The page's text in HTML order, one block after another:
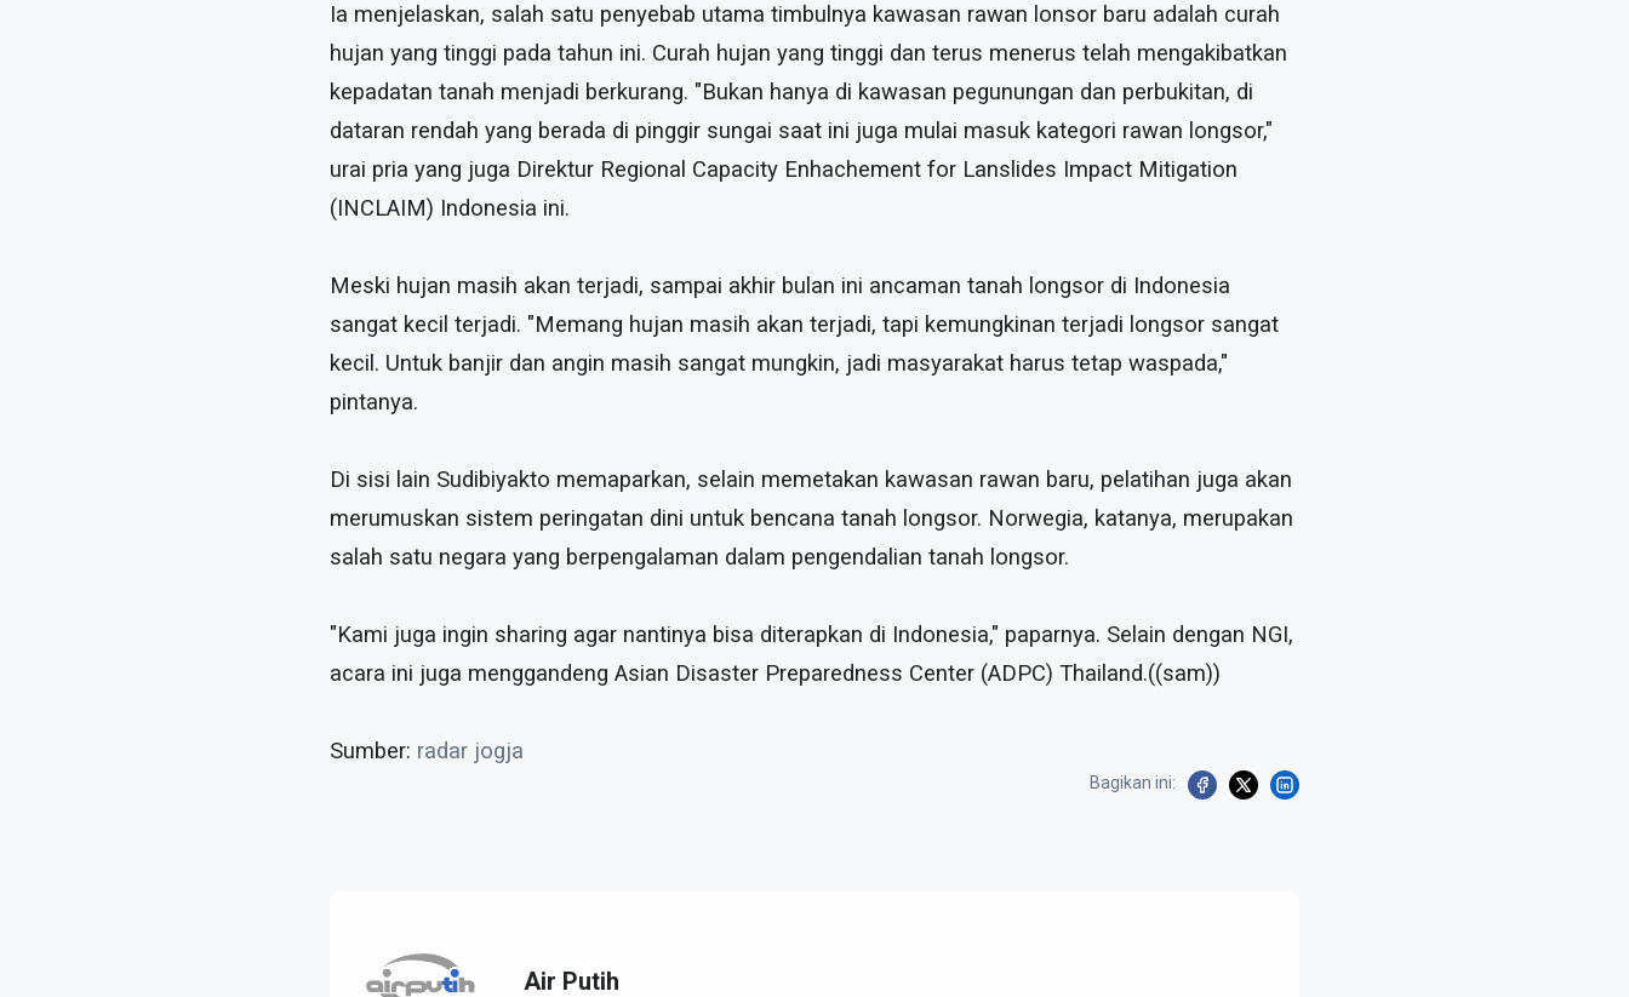
Ia menjelaskan, salah satu penyebab utama timbulnya kawasan rawan lonsor baru adalah curah
hujan yang tinggi pada tahun ini. Curah hujan yang tinggi dan terus menerus telah mengakibatkan
kepadatan tanah menjadi berkurang. "Bukan hanya di kawasan pegunungan dan perbukitan, di
dataran rendah yang berada di pinggir sungai saat ini juga mulai masuk kategori rawan longsor,"
urai pria yang juga Direktur Regional Capacity Enhachement for Lanslides Impact Mitigation
(INCLAIM) Indonesia ini.
Meski hujan masih akan terjadi, sampai akhir bulan ini ancaman tanah longsor di Indonesia
sangat kecil terjadi. "Memang hujan masih akan terjadi, tapi kemungkinan terjadi longsor sangat
kecil. Untuk banjir dan angin masih sangat mungkin, jadi masyarakat harus tetap waspada,"
pintanya.
Di sisi lain Sudibiyakto memaparkan, selain memetakan kawasan rawan baru, pelatihan juga akan
merumuskan sistem peringatan dini untuk bencana tanah longsor. Norwegia, katanya, merupakan
salah satu negara yang berpengalaman dalam pengendalian tanah longsor.
"Kami juga ingin sharing agar nantinya bisa diterapkan di Indonesia," paparnya. Selain dengan NGI,
acara ini juga menggandeng Asian Disaster Preparedness Center (ADPC) Thailand.((sam))
Sumber: radar jogja
Bagikan ini:
Air Putih